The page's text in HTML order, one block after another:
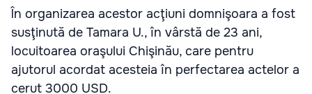
În organizarea acestor acţiuni domnişoara a fost
susţinută de Tamara U., în vârstă de 23 ani,
locuitoarea oraşului Chişinău, care pentru
ajutorul acordat acesteia în perfectarea actelor a
cerut 3000 USD.